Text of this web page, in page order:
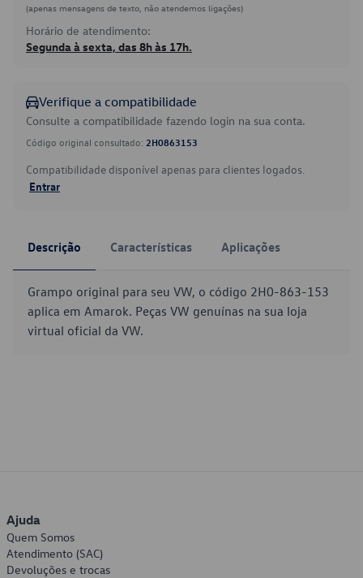
(apenas mensagens de texto, não atendemos ligações)
Horário de atendimento:
Segunda à sexta, das 8h às 17h.
Verifique a compatibilidade
Consulte a compatibilidade fazendo login na sua conta.
Código original consultado: 2H0863153
Compatibilidade disponível apenas para clientes logados.
Entrar
Descrição Características Aplicações
Grampo original para seu VW, o código 2H0-863-153
aplica em Amarok. Peças VW genuínas na sua loja
virtual oficial da VW.
Ajuda
Quem Somos
Atendimento (SAC)
Devoluções e trocas